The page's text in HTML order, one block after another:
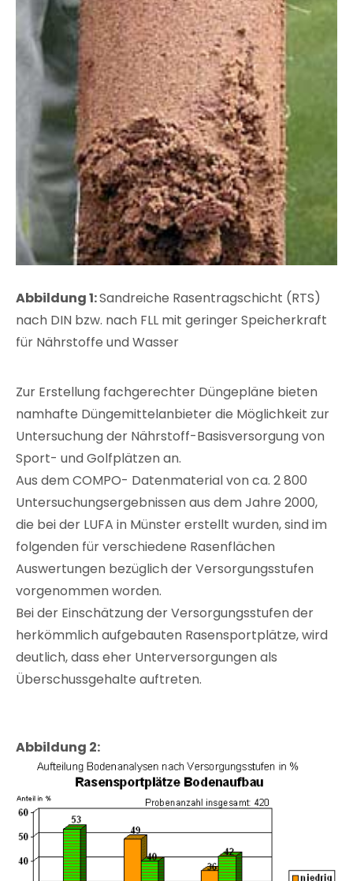
Abbildung 1:Sandreiche Rasentragschicht (RTS)
nach DIN bzw. nach FLL mit geringer Speicherkraft
für Nährstoffe und Wasser
Zur Erstellung fachgerechter Düngepläne bieten
namhafte Düngemittelanbieter die Möglichkeit zur
Untersuchung der Nährstoff-Basisversorgung von
Sport- und Golfplätzen an.
Aus dem COMPO- Datenmaterial von ca. 2 800
Untersuchungsergebnissen aus dem Jahre 2000,
die bei der LUFA in Münster erstellt wurden, sind im
folgenden für verschiedene Rasenflächen
Auswertungen bezüglich der Versorgungsstufen
vorgenommen worden.
Bei der Einschätzung der Versorgungsstufen der
herkömmlich aufgebauten Rasensportplätze, wird
deutlich, dass eher Unterversorgungen als
Überschussgehalte auftreten.
Abbildung 2: